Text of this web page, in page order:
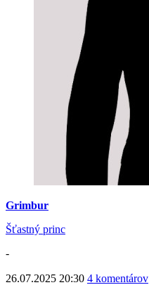
Grimbur
Šťastný princ
-
26.07.2025 20:30 4 komentárov